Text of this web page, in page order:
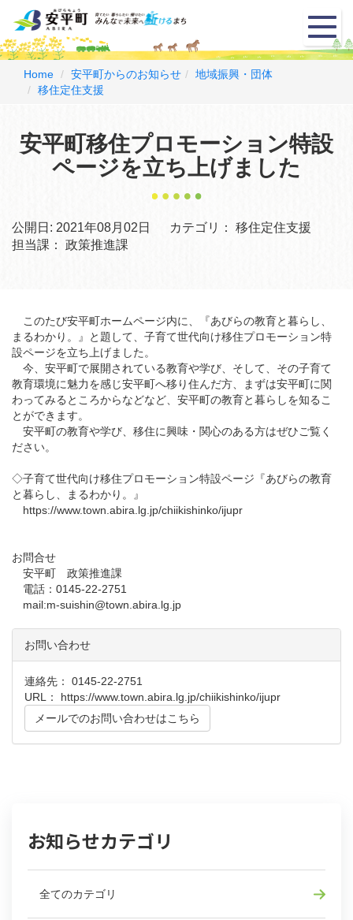
メ
ニ
ュ
Home 安平町からのお知らせ
地域振興・団体
移住定住支援
安平町移住プロモーション特設
ページを立ち上げました
公開日: 2021年08月02日 カテゴリ：
移住定住支援
担当課：
政策推進課
このたび安平町ホームページ内に、『あびらの教育と暮らし、
まるわかり。』と題して、子育て世代向け移住プロモーション特
設ページを立ち上げました。
今、安平町で展開されている教育や学び、そして、その子育て
教育環境に魅力を感じ安平町へ移り住んだ方、まずは安平町に関
わってみるところからなどなど、安平町の教育と暮らしを知るこ
とができます。
安平町の教育や学び、移住に興味・関心のある方はぜひご覧く
ださい。
◇子育て世代向け移住プロモーション特設ページ『あびらの教育
と暮らし、まるわかり。』
https://www.town.abira.lg.jp/chiikishinko/ijupr
お問合せ
安平町 政策推進課
電話：0145-22-2751
mail:m-suishin@town.abira.lg.jp
お問い合わせ
連絡先： 0145-22-2751
URL： https://www.town.abira.lg.jp/chiikishinko/ijupr
メールでのお問い合わせはこちら
お知らせカテゴリ
全てのカテゴリ